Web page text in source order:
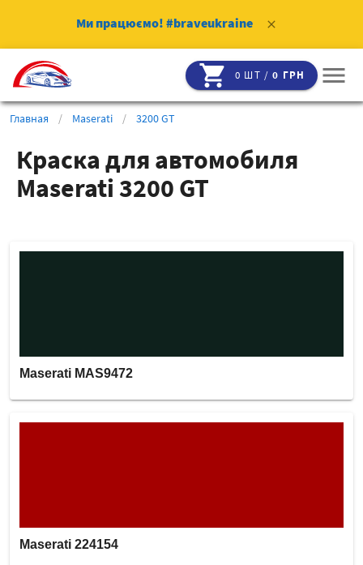
Ми працюємо! #braveukraine clear
shopping_cart 0 ШТ /0 ГРН menu
Главная / Maserati / 3200 GT
Краска для автомобиля
Maserati 3200 GT
Maserati MAS9472
Maserati 224154